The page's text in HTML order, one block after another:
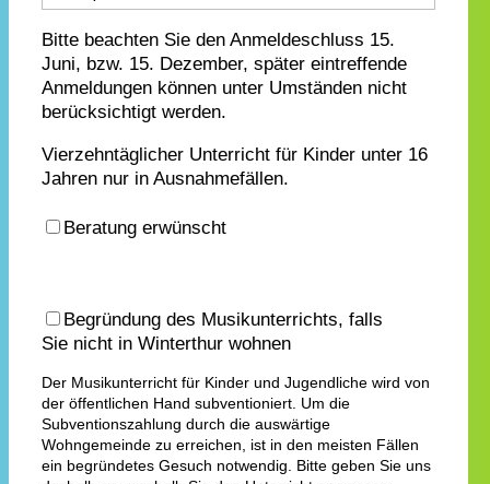
Bitte beachten Sie den Anmeldeschluss 15.
Juni, bzw. 15. Dezember, später eintreffende
Anmeldungen können unter Umständen nicht
berücksichtigt werden.
Vierzehntäglicher Unterricht für Kinder unter 16
Jahren nur in Ausnahmefällen.
Beratung erwünscht
Begründung des Musikunterrichts, falls
Sie nicht in Winterthur wohnen
Der Musikunterricht für Kinder und Jugendliche wird von
der öffentlichen Hand subventioniert. Um die
Subventionszahlung durch die auswärtige
Wohngemeinde zu erreichen, ist in den meisten Fällen
ein begründetes Gesuch notwendig. Bitte geben Sie uns